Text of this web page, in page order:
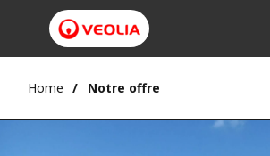
Home Notre offre